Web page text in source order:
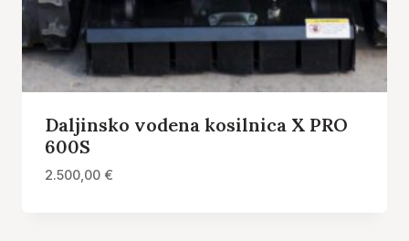
Daljinsko vodena kosilnica X PRO
600S
2.500,00 €